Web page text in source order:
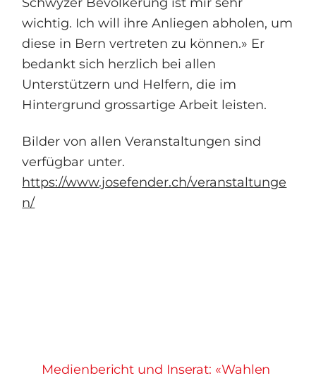
wichtig. Ich will ihre Anliegen abholen, um
diese in Bern vertreten zu können.» Er
bedankt sich herzlich bei allen
Unterstützern und Helfern, die im
Hintergrund grossartige Arbeit leisten.
Bilder von allen Veranstaltungen sind
verfügbar unter.
https://www.josefender.ch/veranstaltunge
n/
Medienbericht und Inserat: «Wahlen